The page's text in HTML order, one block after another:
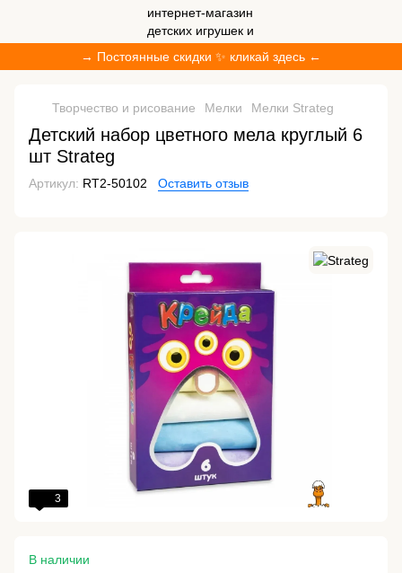
→ Постоянные скидки ✨ кликай здесь ←
Творчество и рисование Мелки Мелки Strateg
Детский набор цветного мела круглый 6
шт Strateg
Артикул: RT2-50102 Оставить отзыв
3
В наличии